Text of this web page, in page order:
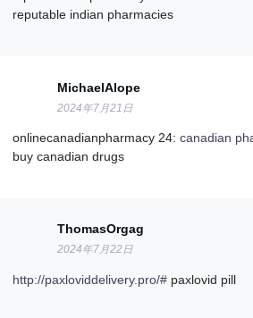
reputable indian pharmacies
MichaelAlope
2024年7月21日
onlinecanadianpharmacy 24:canadian
buy canadian drugs
ThomasOrgag
2024年7月22日
http://paxloviddelivery.pro/# paxlovid pill